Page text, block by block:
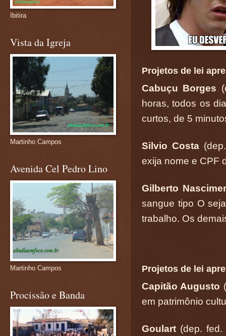
Projetos de lei
Cabuçu Borges
horas, todos os
curtos, de 5
Silvio Costa
exija nome e CPF
Gilberto
sangue tipo O
trabalho. Os
Projetos de lei
Capitão Augusto
em patrimônio
Goulart (dep.
Ibitira
Vista da Igreja
Martinho Campos
Avenida Cel Pedro Lino
Martinho Campos
Procissão e Banda